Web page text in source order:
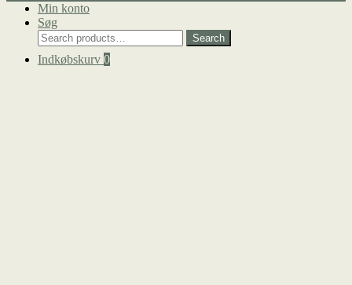
Min konto
Søg
Search
for:
Search
Indkøbskurv 0